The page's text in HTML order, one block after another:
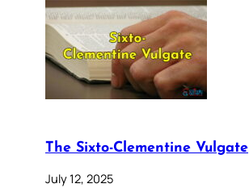
The Sixto-Clementine Vulgate
July 12, 2025